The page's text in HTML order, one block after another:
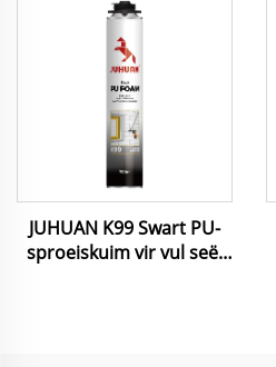
vir deurverstel kalfkern
JUHUAN K99 Swart PU-
sproeiskuim vir vul seël